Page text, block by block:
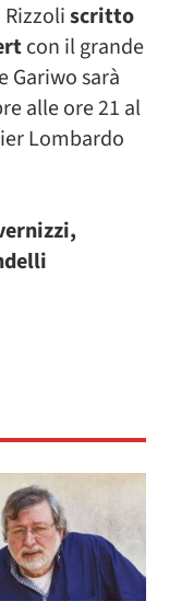
scritto
con il grande
Gariwo sarà
alle ore 21 al
Lombardo